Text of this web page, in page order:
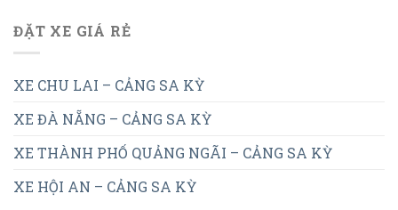
ĐẶT XE GIÁ RẺ
XE CHU LAI – CẢNG SA KỲ
XE ĐÀ NẴNG – CẢNG SA KỲ
XE THÀNH PHỐ QUẢNG NGÃI – CẢNG SA KỲ
XE HỘI AN – CẢNG SA KỲ